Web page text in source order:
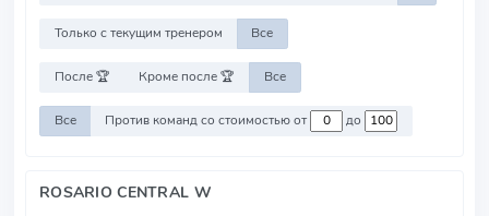
Только с текущим тренером Все
После 🏆 Кроме после 🏆 Все
Все Против команд со стоимостью от до
ROSARIO CENTRAL W